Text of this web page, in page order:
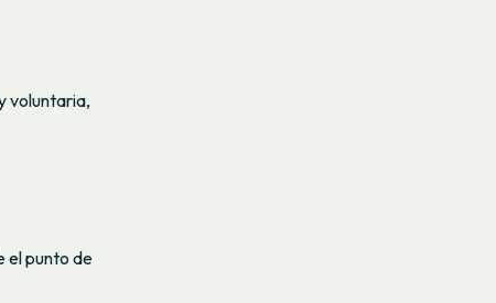
voluntaria,
el punto de